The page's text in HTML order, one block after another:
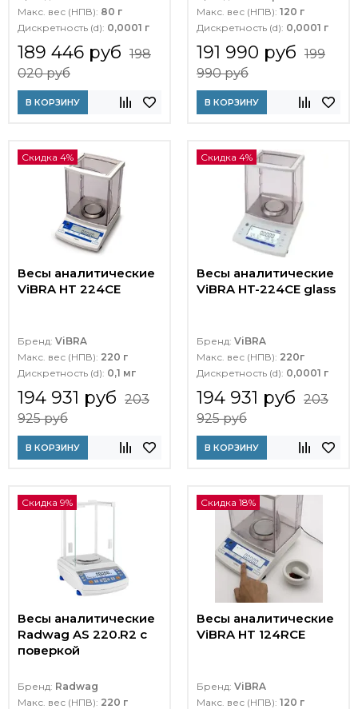
Макс. вес (НПВ): 80 г
Дискретность (d): 0,0001 г
189 446 руб 198
020 руб
В КОРЗИНУ
Макс. вес (НПВ): 120 г
Дискретность (d): 0,0001 г
191 990 руб 199
990 руб
В КОРЗИНУ
Скидка 4%
Весы аналитические
ViBRA HT 224CE
Бренд: ViBRA
Макс. вес (НПВ): 220 г
Дискретность (d): 0,1 мг
194 931 руб 203
925 руб
В КОРЗИНУ
Скидка 4%
Весы аналитические
ViBRA HT-224CE glass
Бренд: ViBRA
Макс. вес (НПВ): 220г
Дискретность (d): 0,0001 г
194 931 руб 203
925 руб
В КОРЗИНУ
Скидка 9%
Весы аналитические
Radwag AS 220.R2 с
поверкой
Бренд: Radwag
Макс. вес (НПВ): 220 г
Скидка 18%
Весы аналитические
ViBRA HT 124RCE
Бренд: ViBRA
Макс. вес (НПВ): 120 г